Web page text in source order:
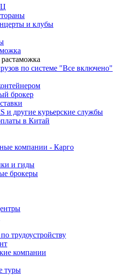
и клубы
по системе "Все включено"
брокер
и другие курьерские службы
в Китай
компании - Карго
и гиды
брокеры
трудоустройству
компании
туры